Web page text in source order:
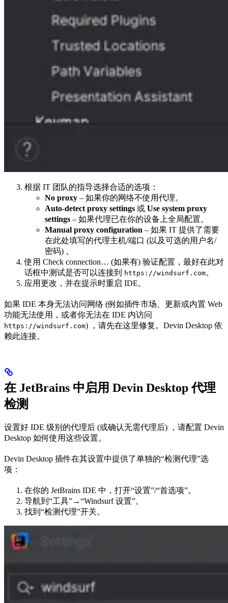
根据 IT 团队的指导选择合适的选项：
No proxy – 如果你的网络不使用代理。
Auto-detect proxy settings 或 Use system proxy
settings – 如果代理已在你的设备上全局配置。
Manual proxy configuration – 如果 IT 提供了需要
在此处填写的代理主机/端口 (以及可选的用户名/
密码) 。
使用 Check connection… (如果有) 验证配置，最好在此对
话框中测试是否可以连接到
https://windsurf.com。
应用更改，并在提示时重启 IDE。
如果 IDE 本身无法访问网络 (例如插件市场、更新或内置 Web
功能无法使用，或者你无法在 IDE 内访问
https://windsurf.com) ，请先在这里修复。Devin Desktop 依
赖此连接。
在 JetBrains 中启用 Devin Desktop 代理
检测
设置好 IDE 级别的代理后 (或确认无需代理后) ，请配置 Devin
Desktop 如何使用这些设置。
Devin Desktop 插件在其设置中提供了单独的“检测代理”选
项：
在你的 JetBrains IDE 中，打开“设置”/“首选项”。
导航到“工具”→“Windsurf 设置”。
找到“检测代理”开关。